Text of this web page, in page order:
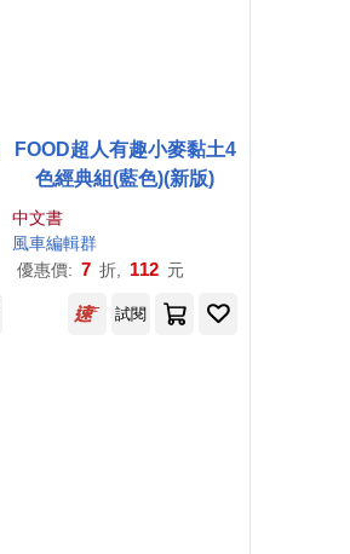
FOOD超人有趣小麥黏土4
色經典組(藍色)(新版)
中文書
風車編輯群
優惠價: 7 折, 112 元
試閱